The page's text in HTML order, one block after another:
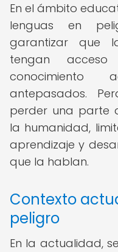
En el ámbito
lenguas en
garantizar que
tengan
conocimiento
antepasados.
perder una parte
la humanidad,
aprendizaje y
que la hablan.
Contexto
peligro
En la actualidad,